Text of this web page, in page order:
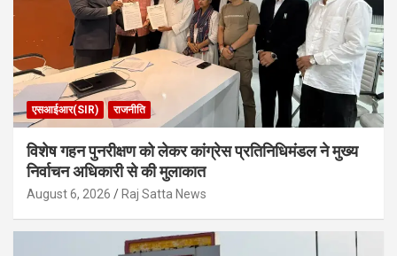
एसआईआर(SIR) राजनीति
विशेष गहन पुनरीक्षण को लेकर कांग्रेस प्रतिनिधिमंडल ने मुख्य
निर्वाचन अधिकारी से की मुलाकात
August 6, 2026 Raj Satta News